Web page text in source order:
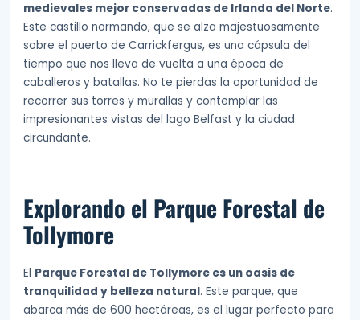
medievales mejor conservadas de Irlanda del Norte.
Este castillo normando, que se alza majestuosamente
sobre el puerto de Carrickfergus, es una cápsula del
tiempo que nos lleva de vuelta a una época de
caballeros y batallas. No te pierdas la oportunidad de
recorrer sus torres y murallas y contemplar las
impresionantes vistas del lago Belfast y la ciudad
circundante.
Explorando el Parque Forestal de
Tollymore
El Parque Forestal de Tollymore es un oasis de
tranquilidad y belleza natural. Este parque, que
abarca más de 600 hectáreas, es el lugar perfecto para